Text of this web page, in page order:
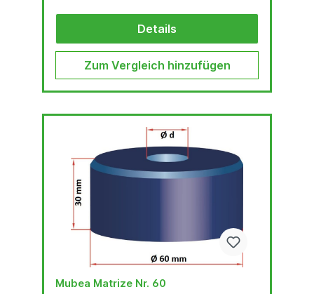
Details
Zum Vergleich hinzufügen
Mubea Matrize Nr. 60